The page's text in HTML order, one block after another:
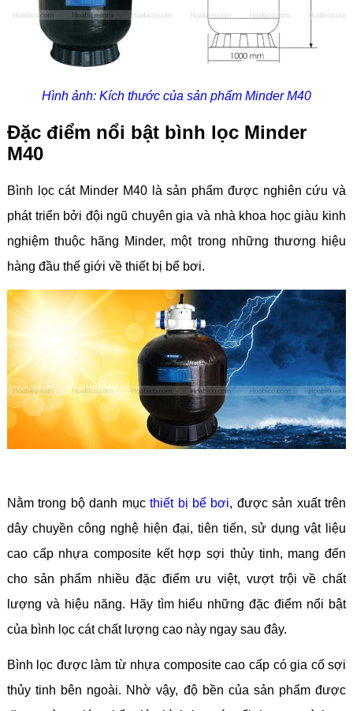
Hình ảnh: Kích thước của sản phẩm Minder M40
Đặc điểm nổi bật bình lọc Minder
M40
Bình lọc cát Minder M40 là sản phẩm được nghiên cứu và
phát triển bởi đội ngũ chuyên gia và nhà khoa học giàu kinh
nghiệm thuộc hãng Minder, một trong những thương hiệu
hàng đầu thế giới về thiết bị bể bơi.
Nằm trong bộ danh mụcthiết bị bể bơi, được sản xuất trên
dây chuyền công nghệ hiện đại, tiên tiến, sử dụng vật liệu
cao cấp nhựa composite kết hợp sợi thủy tinh, mang đến
cho sản phẩm nhiều đặc điểm ưu việt, vượt trội về chất
lượng và hiệu năng. Hãy tìm hiểu những đặc điểm nổi bật
của bình lọc cát chất lượng cao này ngay sau đây.
Bình lọc được làm từ nhựa composite cao cấp có gia cố sợi
thủy tinh bên ngoài. Nhờ vậy, độ bền của sản phẩm được